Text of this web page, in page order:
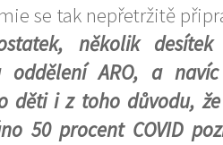
se tak nepřetržitě
několik
oddělení ARO, a
děti i z toho důvodu,
50 procent COVID